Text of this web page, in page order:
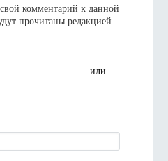
комментарий к данной
прочитаны редакцией
или